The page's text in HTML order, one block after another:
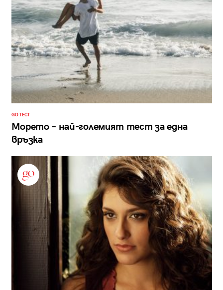
GO ТЕСТ
Морето – най-големият тест за една
връзка